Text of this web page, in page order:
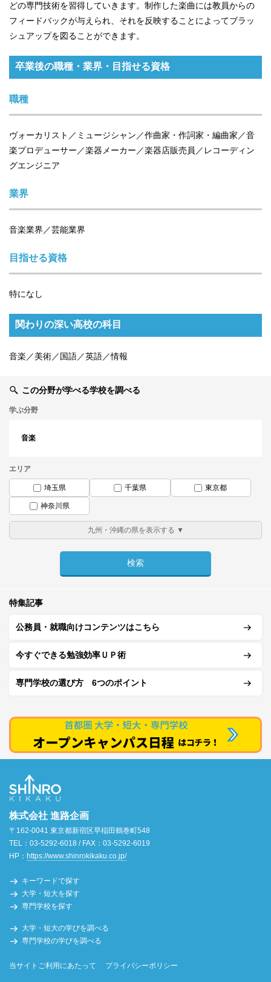
どの専門技術を習得していきます。制作した楽曲には教員からの
フィードバックが与えられ、それを反映することによってブラッ
シュアップを図ることができます。
卒業後の職種・業界・目指せる資格
職種
ヴォーカリスト／ミュージシャン／作曲家・作詞家・編曲家／音
楽プロデューサー／楽器メーカー／楽器店販売員／レコーディン
グエンジニア
業界
音楽業界／芸能業界
目指せる資格
特になし
関わりの深い高校の科目
音楽／美術／国語／英語／情報
この分野が学べる学校を調べる
学ぶ分野
音楽
エリア
埼玉県 千葉県 東京都
神奈川県
特集記事
公務員・就職向けコンテンツはこちら
今すぐできる勉強効率ＵＰ術
専門学校の選び方 6つのポイント
株式会社 進路企画
〒162-0041 東京都新宿区早稲田鶴巻町548
TEL：03-5292-6018 / FAX：03-5292-6019
HP： https://www.shinrokikaku.co.jp/
キーワードで探す
大学・短大を探す
専門学校を探す
大学・短大の学びを調べる
専門学校の学びを調べる
当サイトご利用にあたって プライバシーポリシー